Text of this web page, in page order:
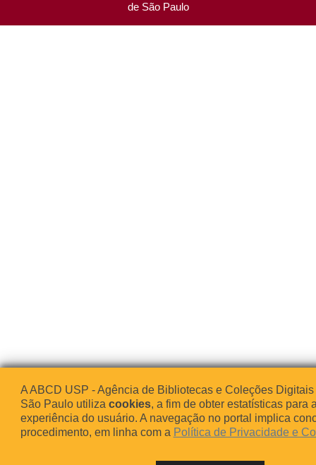
de São Paulo
A ABCD USP - Agência de Bibliotecas e Coleções
São Paulo utiliza cookies, a fim de obter estatísticas para
experiência do usuário. A navegação no portal implica
procedimento, em linha com a Política de Privacidade e